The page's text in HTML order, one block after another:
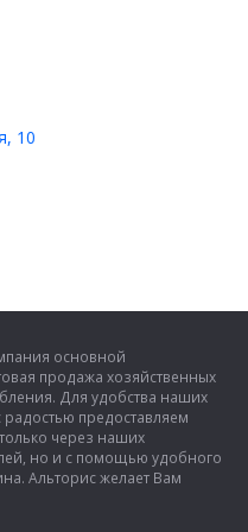
10
основной
продажа хозяйственных
Для удобства наших
предоставляем
через наших
но и с помощью удобного
Альторис желает Вам